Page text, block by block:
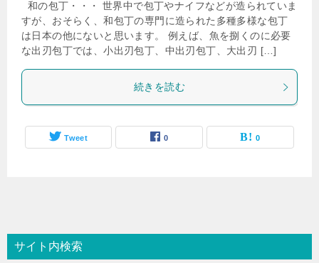
和の包丁・・・ 世界中で包丁やナイフなどが造られていま
すが、おそらく、和包丁の専門に造られた多種多様な包丁
は日本の他にないと思います。 例えば、魚を捌くのに必要
な出刃包丁では、小出刃包丁、中出刃包丁、大出刃 […]
続きを読む
Tweet 0 0
サイト内検索